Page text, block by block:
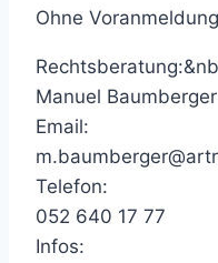
Ohne
Manuel Baumberger
Email:
Telefon:
052 640 17 77
Infos: